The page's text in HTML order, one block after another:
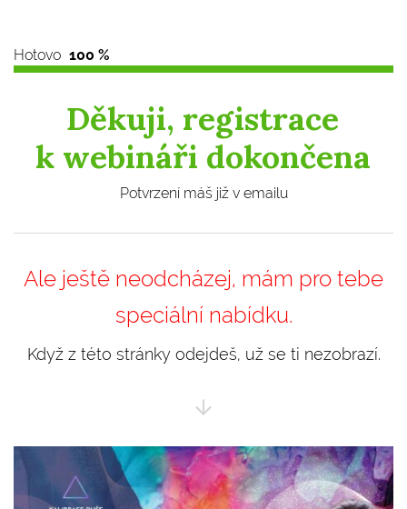
Hotovo 100 %
Děkuji, registrace
k webináři dokončena
Potvrzení máš již v emailu
Ale ještě neodcházej, mám pro tebe
speciální nabídku.
Když z této stránky odejdeš, už se ti nezobrazí.